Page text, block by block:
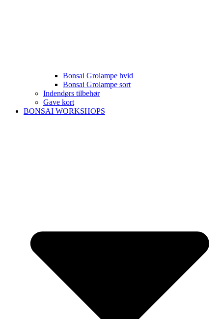
Bonsai Grolampe hvid
Bonsai Grolampe sort
Indendørs tilbehør
Gave kort
BONSAI WORKSHOPS